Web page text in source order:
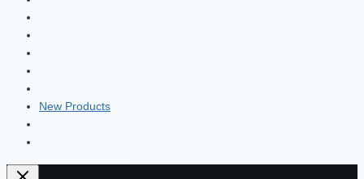
New Products